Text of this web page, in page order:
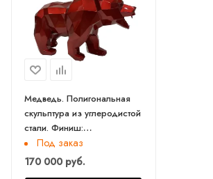
Медведь. Полигональная
скульптура из углеродистой
стали. Финиш:
Окрашивание по каталогу
цветов Rall. Цвет: Красный.
Длина 107 см.
Под заказ
170 000 руб.